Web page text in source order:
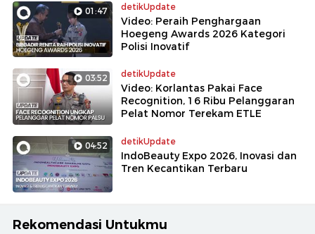
01:47 detikUpdate
Video: Peraih Penghargaan
Hoegeng Awards 2026 Kategori
Polisi Inovatif
03:52 detikUpdate
Video: Korlantas Pakai Face
Recognition, 16 Ribu Pelanggaran
Pelat Nomor Terekam ETLE
04:52 detikUpdate
IndoBeauty Expo 2026, Inovasi dan
Tren Kecantikan Terbaru
Rekomendasi Untukmu